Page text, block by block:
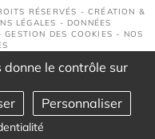
RÉSERVÉS - CRÉATION &
LÉGALES - DONNÉES
GESTION DES COOKIES - NOS
donne le contrôle sur
Personnaliser